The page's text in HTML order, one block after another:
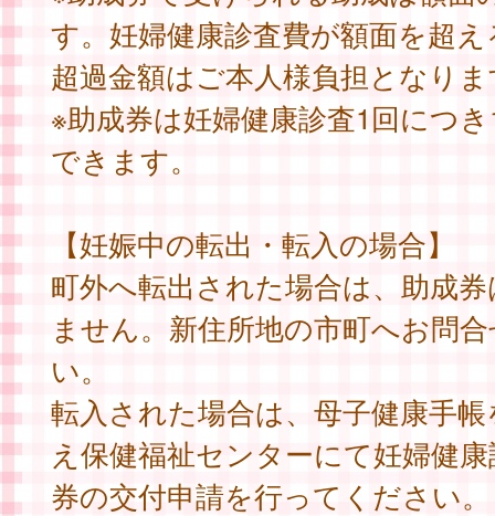
す。妊婦健康診査費が額面を超
超過金額はご本人様負担となり
※助成券は妊婦健康診査1回につ
できます。
【妊娠中の転出・転入の場合】
町外へ転出された場合は、助成
ません。新住所地の市町へお問
い。
転入された場合は、母子健康手
え保健福祉センターにて妊婦健
券の交付申請を行ってください。